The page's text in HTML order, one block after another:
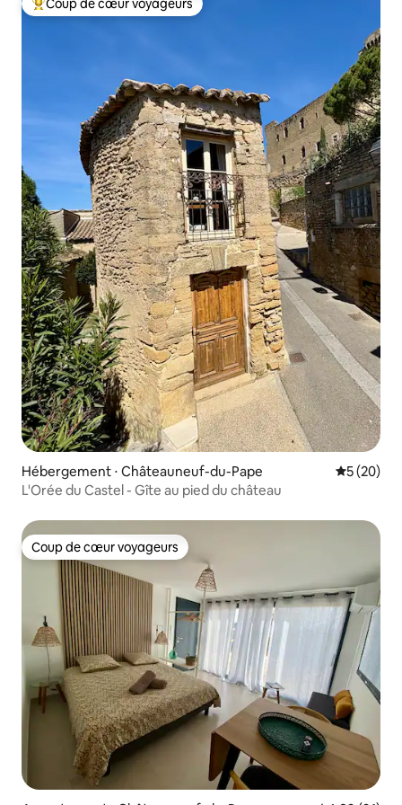
Coups de cœur voyageurs les plus appréciés
Coup de cœur voyageurs
Hébergement ⋅ Châteauneuf-du-Pape
5 (20)
L'Orée du Castel - Gîte au pied du château
Coup de cœur voyageurs
Coup de cœur voyageurs